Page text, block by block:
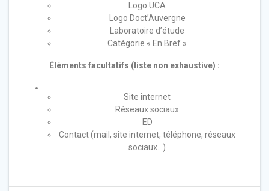
Logo UCA
Logo Doct’Auvergne
Laboratoire d’étude
Catégorie « En Bref »
Éléments facultatifs (liste non exhaustive) :
Site internet
Réseaux sociaux
ED
Contact (mail, site internet, téléphone, réseaux
sociaux…)